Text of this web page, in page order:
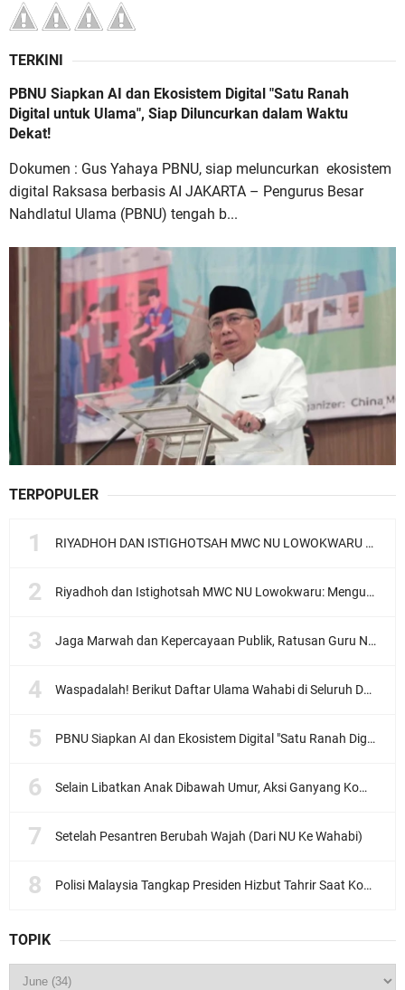
TERKINI
PBNU Siapkan AI dan Ekosistem Digital "Satu Ranah
Digital untuk Ulama", Siap Diluncurkan dalam Waktu
Dekat!
Dokumen : Gus Yahaya PBNU, siap meluncurkan ekosistem
digital Raksasa berbasis AI JAKARTA – Pengurus Besar
Nahdlatul Ulama (PBNU) tengah b...
TERPOPULER
RIYADHOH DAN ISTIGHOTSAH MWC NU LOWOKWARU Menyambut Muktamar NU ke-35, Meneguhkan Sanad Laku Para Muassis
Riyadhoh dan Istighotsah MWC NU Lowokwaru: Menguatkan Doa, Menjalin Ukhuwah Menyambut Muktamar NU ke-35
Jaga Marwah dan Kepercayaan Publik, Ratusan Guru Ngaji Kota Malang Serukan Deklarasi Ramah Anak
Waspadalah! Berikut Daftar Ulama Wahabi di Seluruh Dunia dan Karya-karyanya
PBNU Siapkan AI dan Ekosistem Digital "Satu Ranah Digital untuk Ulama", Siap Diluncurkan dalam Waktu Dekat!
Selain Libatkan Anak Dibawah Umur, Aksi Ganyang Komunis Jadi Sorotan Karena Ada Narasi Halal Sembelih Orang
Setelah Pesantren Berubah Wajah (Dari NU Ke Wahabi)
Polisi Malaysia Tangkap Presiden Hizbut Tahrir Saat Konferensi Pers
TOPIK